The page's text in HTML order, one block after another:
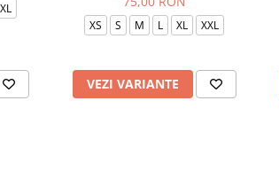
XS S M L XL XXL
VEZI VARIANTE